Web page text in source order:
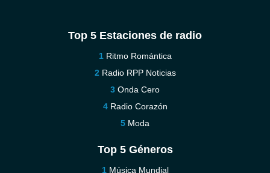
Top 5 Estaciones de radio
Ritmo Romántica
Radio RPP Noticias
Onda Cero
Radio Corazón
Moda
Top 5 Géneros
Música Mundial